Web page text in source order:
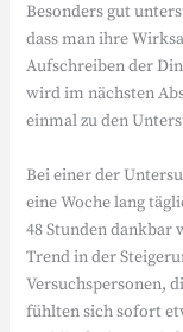
Besonders gut
dass man ihre
Aufschreiben der
wird im nächsten
einmal zu den
Bei einer der
eine Woche lang
48 Stunden dankbar
Trend in der
Versuchspersonen,
fühlten sich sofort